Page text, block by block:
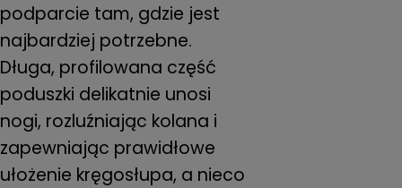
podparcie tam, gdzie jest
najbardziej potrzebne.
Długa, profilowana część
poduszki delikatnie unosi
nogi, rozluźniając kolana i
zapewniając prawidłowe
ułożenie kręgosłupa, a nieco